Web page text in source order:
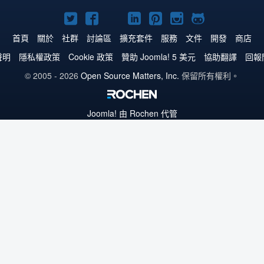
Twitter
上
的
Joomla!
Facebook
上
的
Joomla!
YouTube
上
的
Joomla!
Linkedln
上
的
Joomla!
Pinterest
上
的
Joomla!
Instagram
上
的
Joomla!
GitHub
上
的
Joomla!
首頁 關於 社群 討論區 擴充套件 服務 文件 開發
商店
隱私權政策 Cookie 政策 贊助 Joomla! 5 美元 協助翻譯 回
© 2005 - 2026 Open Source Matters, Inc. 保留所有權利。
Joomla! 由 Rochen 代管